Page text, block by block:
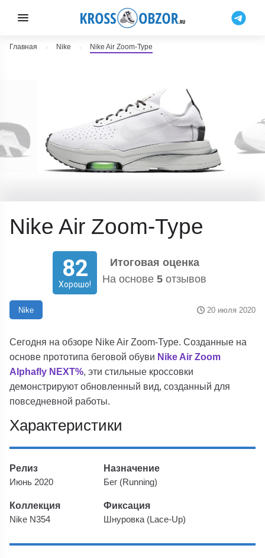
Главная Nike Nike Air Zoom-Type
Nike Air Zoom-Type
82
Хорошо!
Итоговая оценка
На основе 5 отзывов
Nike 20 июля 2020
Сегодня на обзоре Nike Air Zoom-Type. Созданные на
основе прототипа беговой обуви Nike Air Zoom
Alphafly NEXT%, эти стильные кроссовки
демонстрируют обновленный вид, созданный для
повседневной работы.
Характеристики
Релиз
Июнь 2020
Назначение
Бег (Running)
Коллекция
Nike N354
Фиксация
Шнуровка (Lace-Up)